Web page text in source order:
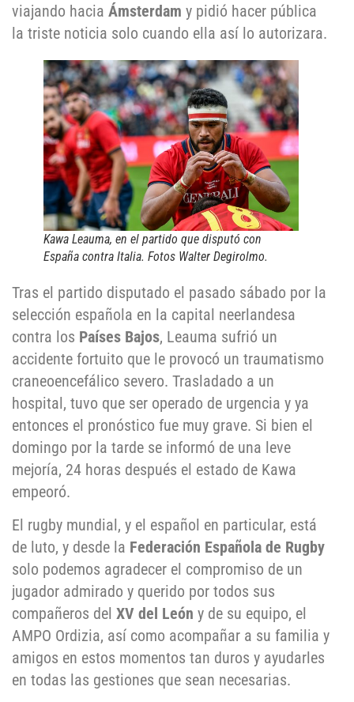
viajando hacia Ámsterdam y pidió hacer pública
la triste noticia solo cuando ella así lo autorizara.
Kawa Leauma, en el partido que disputó con
España contra Italia. Fotos Walter Degirolmo.
Tras el partido disputado el pasado sábado por la
selección española en la capital neerlandesa
contra los Países Bajos, Leauma sufrió un
accidente fortuito que le provocó un traumatismo
craneoencefálico severo. Trasladado a un
hospital, tuvo que ser operado de urgencia y ya
entonces el pronóstico fue muy grave. Si bien el
domingo por la tarde se informó de una leve
mejoría, 24 horas después el estado de Kawa
empeoró.
El rugby mundial, y el español en particular, está
de luto, y desde la Federación Española de Rugby
solo podemos agradecer el compromiso de un
jugador admirado y querido por todos sus
compañeros del XV del León y de su equipo, el
AMPO Ordizia, así como acompañar a su familia y
amigos en estos momentos tan duros y ayudarles
en todas las gestiones que sean necesarias.